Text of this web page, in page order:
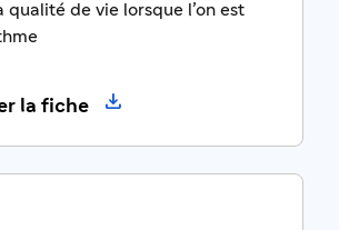
qualité de vie lorsque l’on est
la fiche 